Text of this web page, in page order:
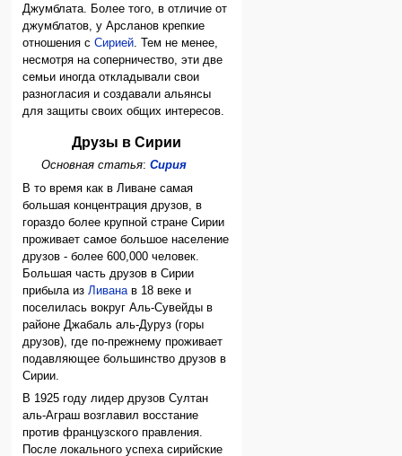
Джумблата. Более того, в отличие от
джумблатов, у Арсланов крепкие
отношения сСирией. Тем не менее,
несмотря на соперничество, эти две
семьи иногда откладывали свои
разногласия и создавали альянсы
для защиты своих общих интересов.
Друзы в Сирии
Основная статья: Сирия
В то время как в Ливане самая
большая концентрация друзов, в
гораздо более крупной стране Сирии
проживает самое большое население
друзов - более 600,000 человек.
Большая часть друзов в Сирии
прибыла из Ливана в 18 веке и
поселилась вокруг Аль-Сувейды в
районе Джабаль аль-Дуруз (горы
друзов), где по-прежнему проживает
подавляющее большинство друзов в
Сирии.
В 1925 году лидер друзов Султан
аль-Аграш возглавил восстание
против французского правления.
После локального успеха сирийские